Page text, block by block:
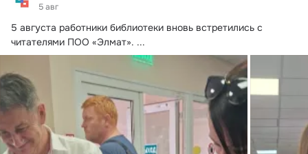
5 авг
5 августа работники библиотеки вновь встретились с
читателями ПОО «Элмат». ...